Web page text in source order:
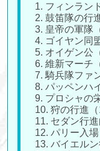
1. フィンラン
2. 鼓笛隊の行
3. 皇帝の軍隊
4. ゴイヤン同
5. オイゲン公
6. 維新マーチ
7. 騎兵隊ファ
8. パッペンハ
9. プロシャの
10. 狩の行進（
11. セダン行進
12. パリー入場
13. バイエルン